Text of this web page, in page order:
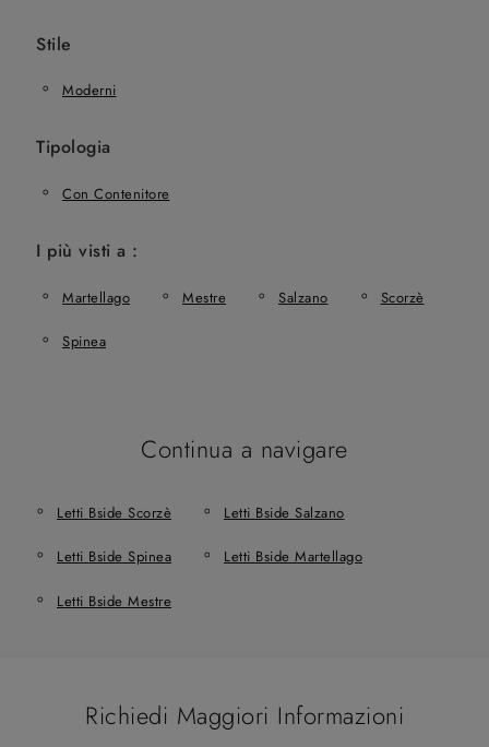
Stile
Moderni
Tipologia
Con Contenitore
I più visti a :
Martellago Mestre Salzano Scorzè
Spinea
Continua a navigare
Letti Bside Scorzè Letti Bside Salzano
Letti Bside Spinea Letti Bside Martellago
Letti Bside Mestre
Richiedi Maggiori Informazioni